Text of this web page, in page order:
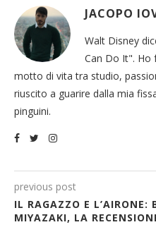
JACOPO
Walt Disney
Can Do It". Ho
motto di vita tra studio,
riuscito a guarire dalla mia
pinguini.
previous post
IL RAGAZZO E L’AIRONE:
MIYAZAKI, LA